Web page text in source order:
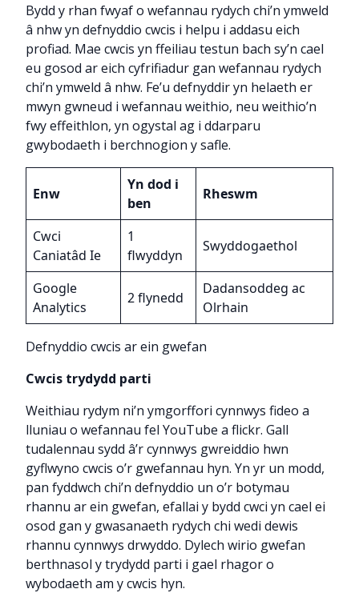
Bydd y rhan fwyaf o wefannau rydych chi’n ymweld
â nhw yn defnyddio cwcis i helpu i addasu eich
profiad. Mae cwcis yn ffeiliau testun bach sy’n cael
eu gosod ar eich cyfrifiadur gan wefannau rydych
chi’n ymweld â nhw. Fe’u defnyddir yn helaeth er
mwyn gwneud i wefannau weithio, neu weithio’n
fwy effeithlon, yn ogystal ag i ddarparu
gwybodaeth i berchnogion y safle.
Enw
Yn dod i
ben
Rheswm
Cwci
Caniatâd Ie
1
flwyddyn
Swyddogaethol
Google
Analytics
2 flynedd
Dadansoddeg ac
Olrhain
Defnyddio cwcis ar ein gwefan
Cwcis trydydd parti
Weithiau rydym ni’n ymgorffori cynnwys fideo a
lluniau o wefannau fel YouTube a flickr. Gall
tudalennau sydd â’r cynnwys gwreiddio hwn
gyflwyno cwcis o’r gwefannau hyn. Yn yr un modd,
pan fyddwch chi’n defnyddio un o’r botymau
rhannu ar ein gwefan, efallai y bydd cwci yn cael ei
osod gan y gwasanaeth rydych chi wedi dewis
rhannu cynnwys drwyddo. Dylech wirio gwefan
berthnasol y trydydd parti i gael rhagor o
wybodaeth am y cwcis hyn.